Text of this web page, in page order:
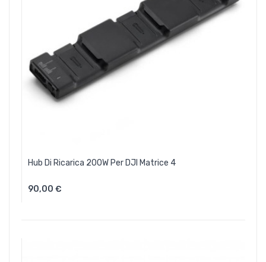
Hub Di Ricarica 200W Per DJI Matrice 4
90,00 €Aggiungi Al Carrello